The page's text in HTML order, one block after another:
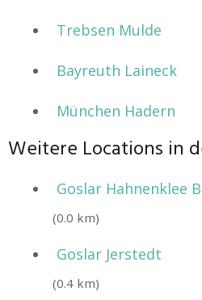
Trebsen Mulde
Bayreuth Laineck
München Hadern
Weitere Locations in
Goslar Hahnenklee
(0.0 km)
Goslar Jerstedt
(0.4 km)